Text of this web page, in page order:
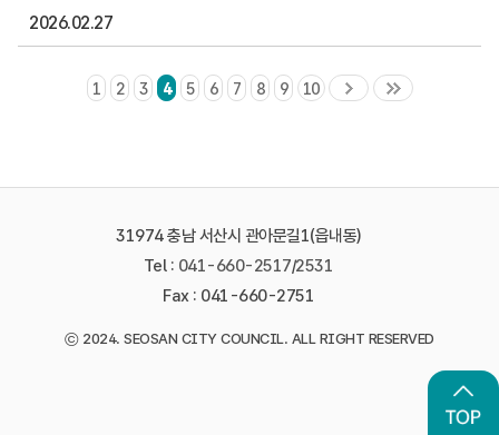
2026.02.27
1 2 3 4 5 6 7 8 9 10
31974 충남 서산시 관아문길1(읍내동)
Tel : 041-660-2517/2531
Fax : 041-660-2751
©2024. SEOSAN CITY COUNCIL. ALL RIGHT RESERVED